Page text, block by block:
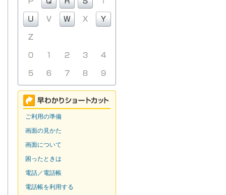
ご利用の準備
画面の見かた
画面について
困ったときは
電話／電話帳
電話帳を利用する